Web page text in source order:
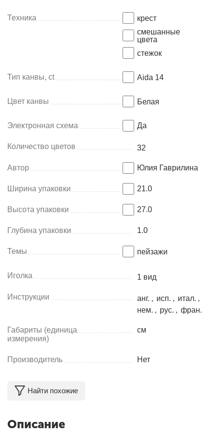
Техника
крест
смешанные
цвета
стежок
Тип канвы, ct Aida 14
Цвет канвы Белая
Электронная схема Да
Количество цветов 32
Автор Юлия Гаврилина
Ширина упаковки 21.0
Высота упаковки 27.0
Глубина упаковки 1.0
Темы пейзажи
Иголка 1 вид
Инструкции анг. , исп. , итал. ,
нем. , рус. , фран.
Габариты (единица
измерения)
см
Производитель Нет
Найти похожие
Описание